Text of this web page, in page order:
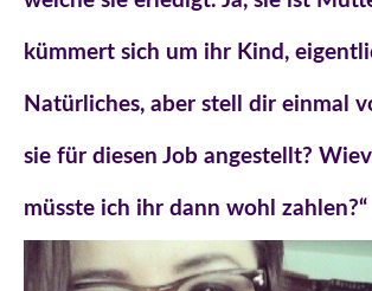
kümmert sich um ihr Kind,
Natürliches, aber stell dir einmal
sie für diesen Job angestellt?
müsste ich ihr dann wohl zahlen?“